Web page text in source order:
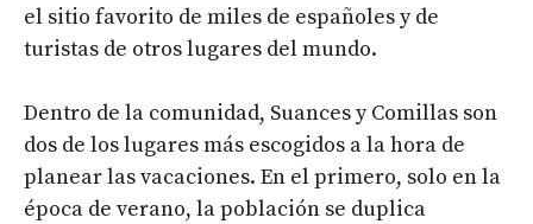
el sitio favorito de miles de españoles y de
turistas de otros lugares del mundo.
Dentro de la comunidad, Suances y Comillas son
dos de los lugares más escogidos a la hora de
planear las vacaciones. En el primero, solo en la
época de verano, la población se duplica